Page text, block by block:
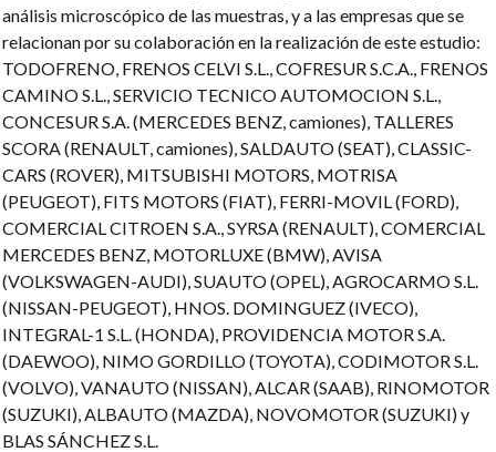
análisis microscópico de las muestras, y a las empresas que se
relacionan por su colaboración en la realización de este estudio:
TODOFRENO, FRENOS CELVI S.L., COFRESUR S.C.A., FRENOS
CAMINO S.L., SERVICIO TECNICO AUTOMOCION S.L.,
CONCESUR S.A. (MERCEDES BENZ, camiones), TALLERES
SCORA (RENAULT, camiones), SALDAUTO (SEAT), CLASSIC-
CARS (ROVER), MITSUBISHI MOTORS, MOTRISA
(PEUGEOT), FITS MOTORS (FIAT), FERRI-MOVIL (FORD),
COMERCIAL CITROEN S.A., SYRSA (RENAULT), COMERCIAL
MERCEDES BENZ, MOTORLUXE (BMW), AVISA
(VOLKSWAGEN-AUDI), SUAUTO (OPEL), AGROCARMO S.L.
(NISSAN-PEUGEOT), HNOS. DOMINGUEZ (IVECO),
INTEGRAL-1 S.L. (HONDA), PROVIDENCIA MOTOR S.A.
(DAEWOO), NIMO GORDILLO (TOYOTA), CODIMOTOR S.L.
(VOLVO), VANAUTO (NISSAN), ALCAR (SAAB), RINOMOTOR
(SUZUKI), ALBAUTO (MAZDA), NOVOMOTOR (SUZUKI) y
BLAS SÁNCHEZ S.L.